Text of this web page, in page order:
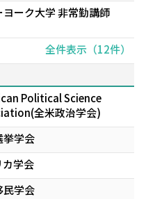
ヨーク大学 非常勤講師
全件表示（12件）
Political Science
全米政治学会)
挙学会
カ学会
民学会